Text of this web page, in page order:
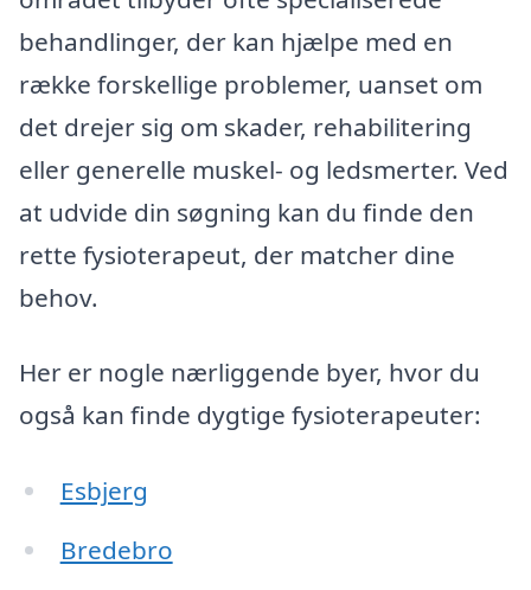
behandlinger, der kan hjælpe med en
række forskellige problemer, uanset om
det drejer sig om skader, rehabilitering
eller generelle muskel- og ledsmerter. Ved
at udvide din søgning kan du finde den
rette fysioterapeut, der matcher dine
behov.
Her er nogle nærliggende byer, hvor du
også kan finde dygtige fysioterapeuter:
Esbjerg
Bredebro